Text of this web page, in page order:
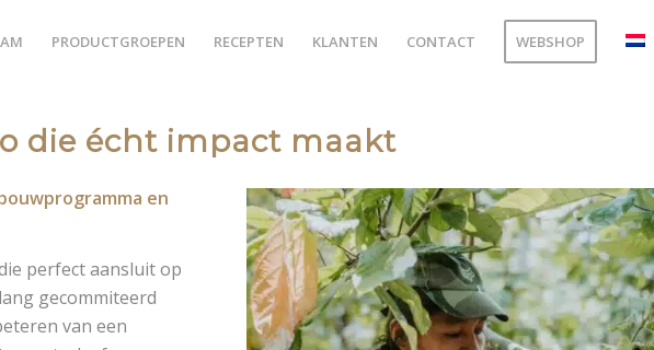
PRODUCTGROEPEN RECEPTEN KLANTEN CONTACT WEBSHOP
die écht impact maakt
en
perfect aansluit op
gecommiteerd
van een